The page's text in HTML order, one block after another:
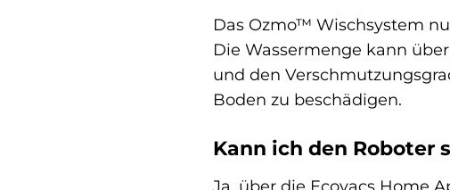
Das Ozmo™ Wischsystem
Die Wassermenge kann
und den
Boden zu beschädigen.
Kann ich den Roboter
Ja, über die Ecovacs Home